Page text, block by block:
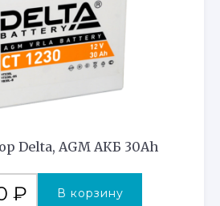
Delta, AGM АКБ 30Ah
₽ В корзину